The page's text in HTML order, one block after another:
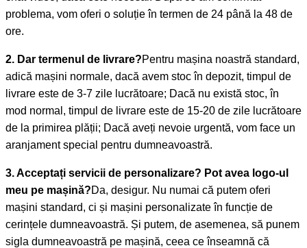
problema, vom oferi o soluție în termen de 24 până la 48 de
ore.
2. Dar termenul de livrare?Pentru mașina noastră standard,
adică mașini normale, dacă avem stoc în depozit, timpul de
livrare este de 3-7 zile lucrătoare; Dacă nu există stoc, în
mod normal, timpul de livrare este de 15-20 de zile lucrătoare
de la primirea plății; Dacă aveți nevoie urgentă, vom face un
aranjament special pentru dumneavoastră.
3. Acceptați servicii de personalizare? Pot avea logo-ul
meu pe mașină?Da, desigur. Nu numai că putem oferi
mașini standard, ci și mașini personalizate în funcție de
cerințele dumneavoastră. Și putem, de asemenea, să punem
sigla dumneavoastră pe mașină, ceea ce înseamnă că